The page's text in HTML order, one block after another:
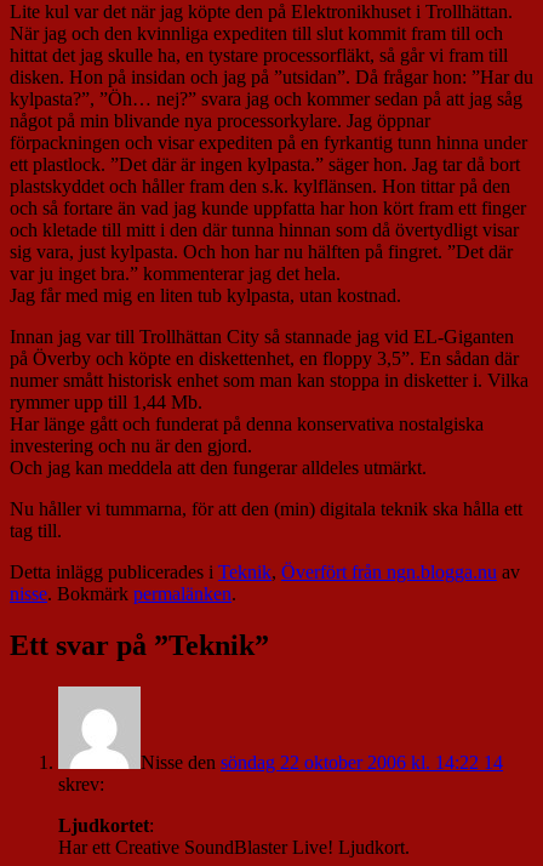
Lite kul var det när jag köpte den på Elektronikhuset i Trollhättan.
När jag och den kvinnliga expediten till slut kommit fram till och
hittat det jag skulle ha, en tystare processorfläkt, så går vi fram till
disken. Hon på insidan och jag på ”utsidan”. Då frågar hon: ”Har du
kylpasta?”, ”Öh… nej?” svara jag och kommer sedan på att jag såg
något på min blivande nya processorkylare. Jag öppnar
förpackningen och visar expediten på en fyrkantig tunn hinna under
ett plastlock. ”Det där är ingen kylpasta.” säger hon. Jag tar då bort
plastskyddet och håller fram den s.k. kylflänsen. Hon tittar på den
och så fortare än vad jag kunde uppfatta har hon kört fram ett finger
och kletade till mitt i den där tunna hinnan som då övertydligt visar
sig vara, just kylpasta. Och hon har nu hälften på fingret. ”Det där
var ju inget bra.” kommenterar jag det hela.
Jag får med mig en liten tub kylpasta, utan kostnad.
Innan jag var till Trollhättan City så stannade jag vid EL-Giganten
på Överby och köpte en diskettenhet, en floppy 3,5”. En sådan där
numer smått historisk enhet som man kan stoppa in disketter i. Vilka
rymmer upp till 1,44 Mb.
Har länge gått och funderat på denna konservativa nostalgiska
investering och nu är den gjord.
Och jag kan meddela att den fungerar alldeles utmärkt.
Nu håller vi tummarna, för att den (min) digitala teknik ska hålla ett
tag till.
Detta inlägg publicerades i Teknik, Överfört från ngn.blogga.nu av
nisse. Bokmärk permalänken.
Ett svar på ”Teknik”
Nisse den söndag 22 oktober 2006 kl. 14:22 14
skrev:
Ljudkortet:
Har ett Creative SoundBlaster Live! Ljudkort.